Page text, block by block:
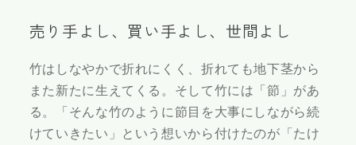
売り手よし、買い手よし、世間よし
竹はしなやかで折れにくく、折れても地下茎から
また新たに生えてくる。そして竹には「節」があ
る。「そんな竹のように節目を大事にしながら続
けていきたい」という想いから付けたのが「たけ